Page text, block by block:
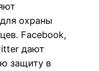
охраны
Facebook,
дают
защиту в